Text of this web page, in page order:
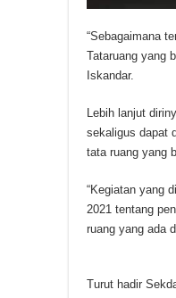
“Sebagaimana
Tataruang yang
Iskandar.
Lebih lanjut
sekaligus dapat
tata ruang yang
“Kegiatan yang
2021 tentang
ruang yang ada
Turut hadir